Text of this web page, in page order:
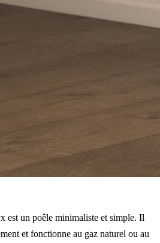
est un poêle minimaliste et simple. Il
et fonctionne au gaz naturel ou au